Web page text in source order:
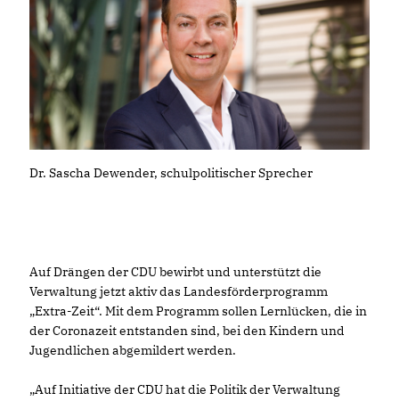
Dr. Sascha Dewender, schulpolitischer Sprecher
Auf Drängen der CDU bewirbt und unterstützt die
Verwaltung jetzt aktiv das Landesförderprogramm
Extra-Zeit“. Mit dem Programm sollen Lernlücken, die in
der Coronazeit entstanden sind, bei den Kindern und
Jugendlichen abgemildert werden.
Auf Initiative der CDU hat die Politik der Verwaltung